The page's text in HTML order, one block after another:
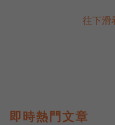
往下滑
即時熱門文章